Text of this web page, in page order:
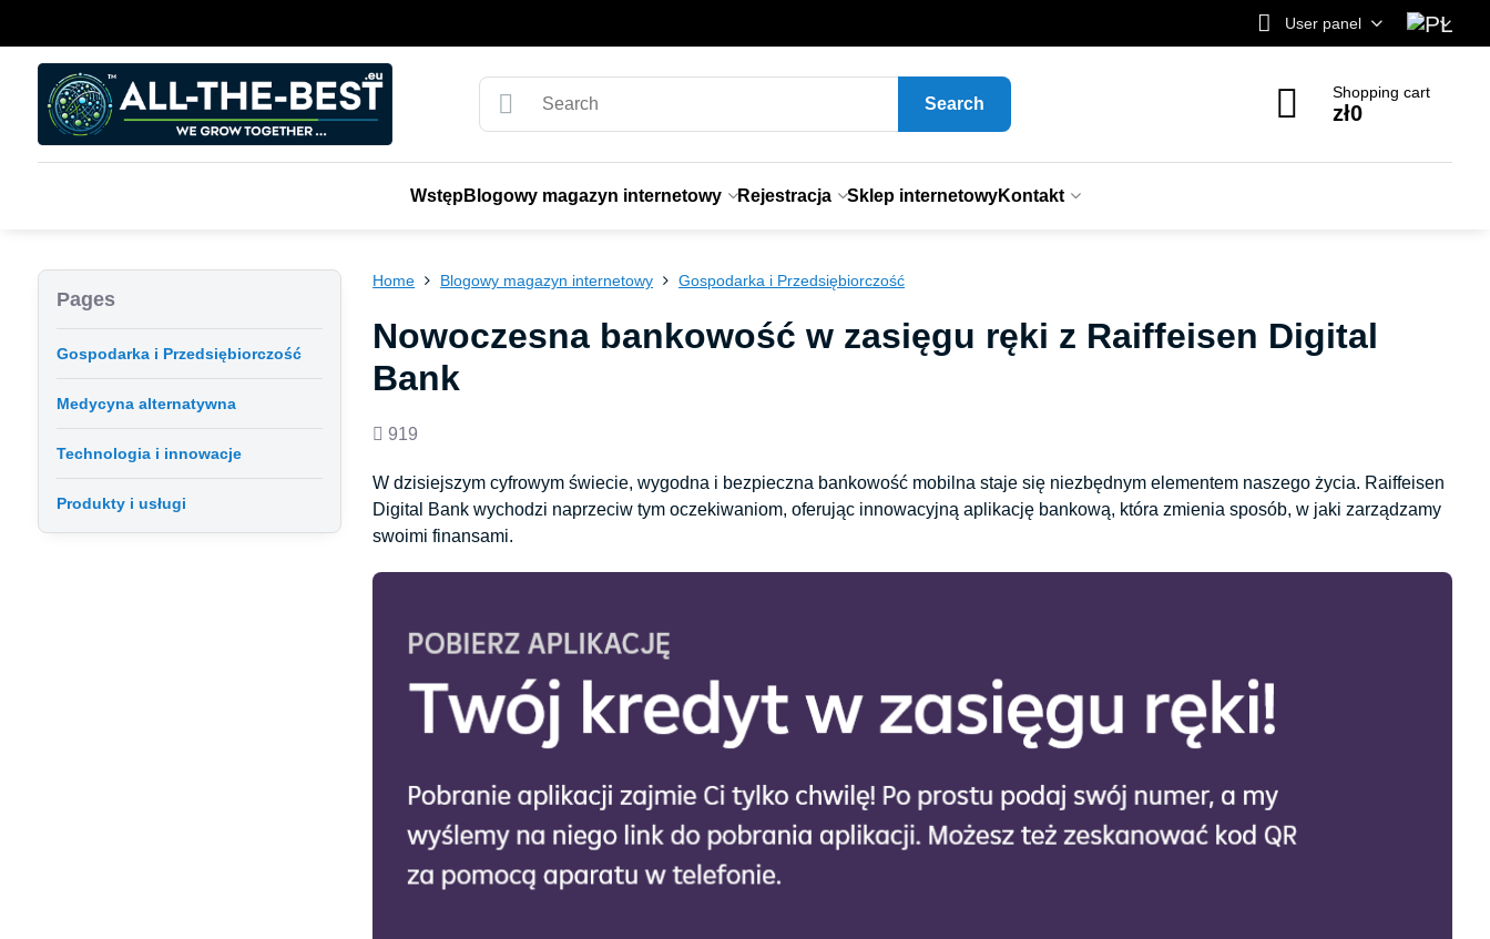
User panel
Search
Shopping cart
zł0
WstępBlogowy magazyn internetowy Rejestracja Sklep internetowyKontakt
Home Blogowy magazyn internetowy Gospodarka i Przedsiębiorczość
Nowoczesna bankowość w zasięgu ręki z Raiffeisen Digital
Bank
Views
919
W dzisiejszym cyfrowym świecie, wygodna i bezpieczna bankowość mobilna staje się niezbędnym elementem naszego życia. Raiffeisen
Digital Bank wychodzi naprzeciw tym oczekiwaniom, oferując innowacyjną aplikację bankową, która zmienia sposób, w jaki zarządzamy
swoimi finansami.
Pages
Gospodarka i Przedsiębiorczość
Medycyna alternatywna
Technologia i innowacje
Produkty i usługi